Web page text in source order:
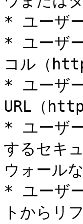
* ユーザ
* ユーザ
コル（
* ユーザ
URL（
* ユーザ
するセキ
ウォール
* ユーザ
トからリ